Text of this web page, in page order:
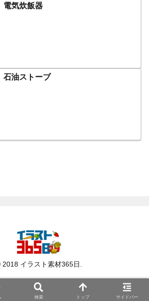
電気炊飯器
石油ストーブ
2018 イラスト素材365日.
検索 トップ サイドバー